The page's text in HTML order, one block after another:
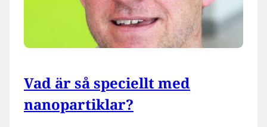
Vad är så speciellt med
nanopartiklar?